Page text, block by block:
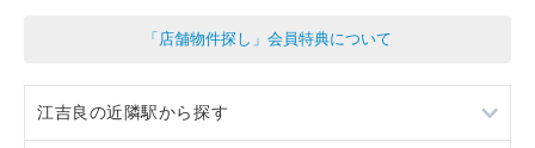
「店舗物件探し」会員特典について
江吉良の近隣駅から探す